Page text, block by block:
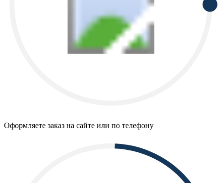
Оформляете заказ на сайте или по телефону